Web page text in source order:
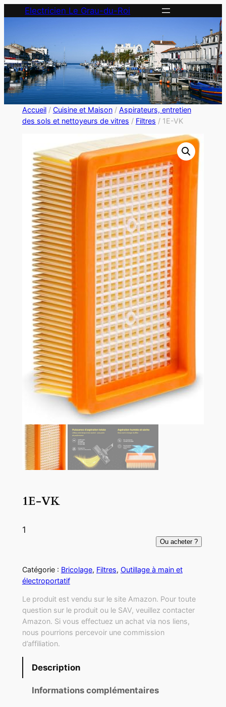
Electricien Le Grau-du-Roi
Accueil/ Cuisine et Maison/ Aspirateurs, entretien
des sols et nettoyeurs de vitres / Filtres / 1E-VK
1E-VK
1
Ou acheter ?
Catégorie : Bricolage, Filtres, Outillage à main et
électroportatif
Le produit est vendu sur le site Amazon. Pour toute
question sur le produit ou le SAV, veuillez contacter
Amazon. Si vous effectuez un achat via nos liens,
nous pourrions percevoir une commission
d’affiliation.
Description
Informations complémentaires